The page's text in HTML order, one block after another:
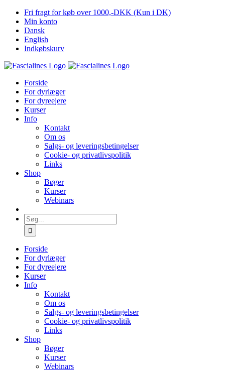
Skip
content
Fri fragt for køb over 1000,-DKK (Kun i DK)
Min konto
Dansk
English
Indkøbskurv
Forside
For dyrlæger
For dyreejere
Kurser
Info
Kontakt
Om os
Salgs- og leveringsbetingelser
Cookie- og privatlivspolitik
Links
Shop
Bøger
Kurser
Webinars
Søg
efter:
Forside
For dyrlæger
For dyreejere
Kurser
Info
Kontakt
Om os
Salgs- og leveringsbetingelser
Cookie- og privatlivspolitik
Links
Shop
Bøger
Kurser
Webinars